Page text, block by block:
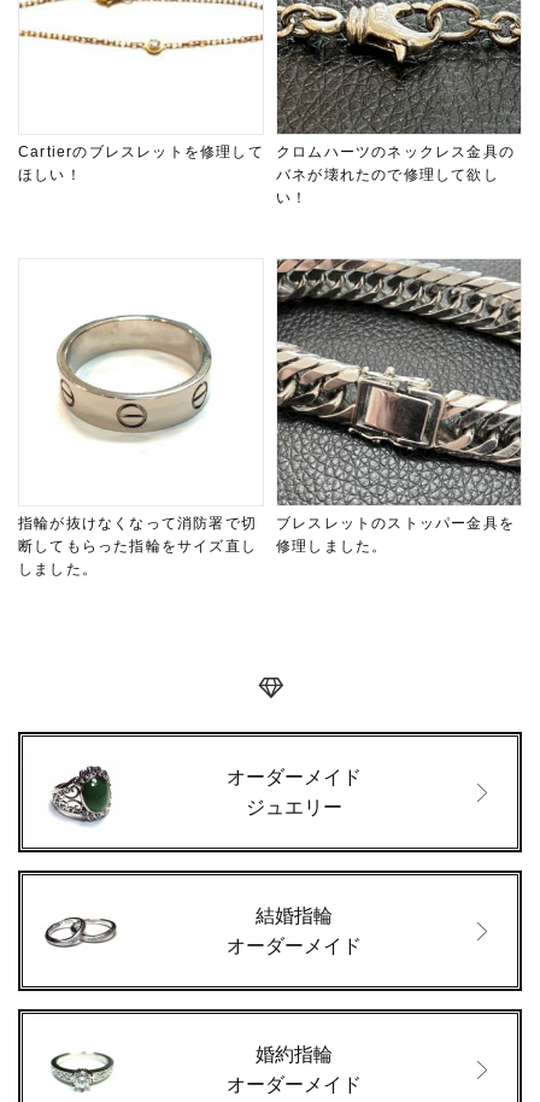
Cartierのブレスレットを修理して
ほしい！
クロムハーツのネックレス金具の
バネが壊れたので修理して欲し
い！
指輪が抜けなくなって消防署で切
断してもらった指輪をサイズ直し
しました。
ブレスレットのストッパー金具を
修理しました。
オーダーメイド
ジュエリー
結婚指輪
オーダーメイド
婚約指輪
オーダーメイド